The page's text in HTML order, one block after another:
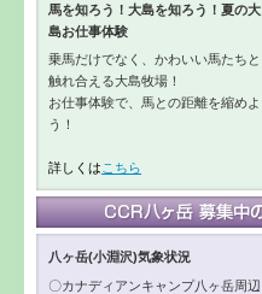
馬を知ろう！大島を知ろう！夏の大
島お仕事体験
乗馬だけでなく、かわいい馬たちと
触れ合える大島牧場！
お仕事体験で、馬との距離を縮めよ
う！
詳しくは こちら
八ヶ岳(小淵沢)気象状況
〇カナディアンキャンプ八ヶ岳周辺